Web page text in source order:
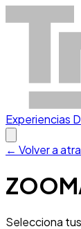
Experiencias
← Volver a
Selecciona